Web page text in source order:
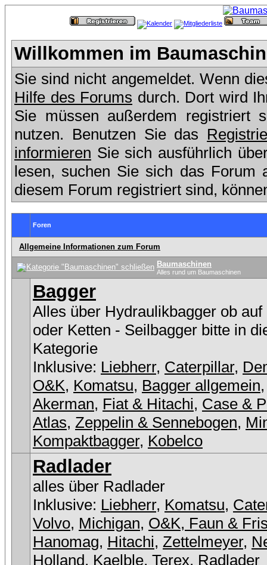
Willkommen im
Sie sind nicht angemeldet. Wenn
Hilfe des Forums durch. Dort wird
Sie müssen außerdem registriert
nutzen. Benutzen Sie das
informieren Sie sich ausführlich
lesen, suchen Sie sich das Forum
diesem Forum registriert sind,
Foren
Allgemeine Informationen zum Forum
Baumaschinen
Alles rund um Baumaschinen
Bagger
Alles über Hydraulikbagger ob auf
oder Ketten - Seilbagger bitte in
Kategorie
Inklusive: Liebherr, Caterpillar,
O&K, Komatsu, Bagger allgemein
Akerman, Fiat & Hitachi, Case &
Atlas, Zeppelin & Sennebogen,
Kompaktbagger, Kobelco
Radlader
alles über Radlader
Inklusive: Liebherr, Komatsu,
Volvo, Michigan, O&K, Faun &
Hanomag, Hitachi, Zettelmeyer,
Holland, Kaelble, Terex, Radlader